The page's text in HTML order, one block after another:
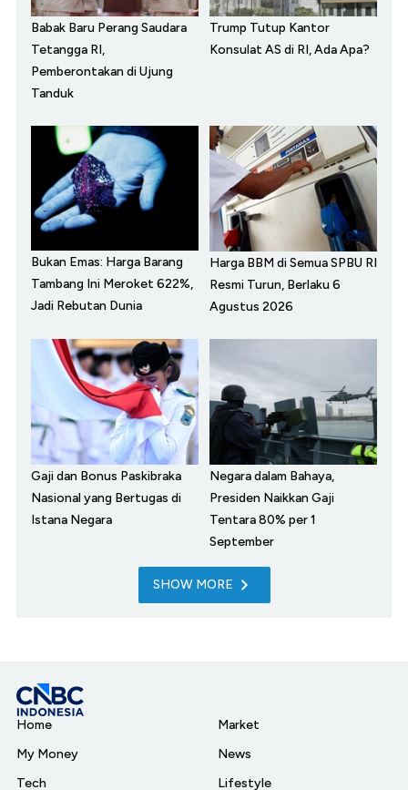
Babak Baru Perang Saudara
Tetangga RI,
Pemberontakan di Ujung
Tanduk
Trump Tutup Kantor
Konsulat AS di RI, Ada Apa?
Bukan Emas: Harga Barang
Tambang Ini Meroket 622%,
Jadi Rebutan Dunia
Harga BBM di Semua SPBU RI
Resmi Turun, Berlaku 6
Agustus 2026
Gaji dan Bonus Paskibraka
Nasional yang Bertugas di
Istana Negara
Negara dalam Bahaya,
Presiden Naikkan Gaji
Tentara 80% per 1
September
SHOW MORE
Home
My Money
Tech
Market
News
Lifestyle